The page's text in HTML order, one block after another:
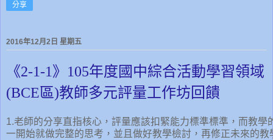
分享
2016年12月2日 星期五
《2-1-1》105年度國中綜合活動學習領域
(BCE區)教師多元評量工作坊回饋
1.老師的分享直指核心，評量應該扣緊能力標準標準，而教學
一開始就做完整的思考，並且做好教學檢討，再修正未來的教